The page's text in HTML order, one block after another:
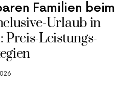
Familien beim
Urlaub in
Preis-Leistungs-